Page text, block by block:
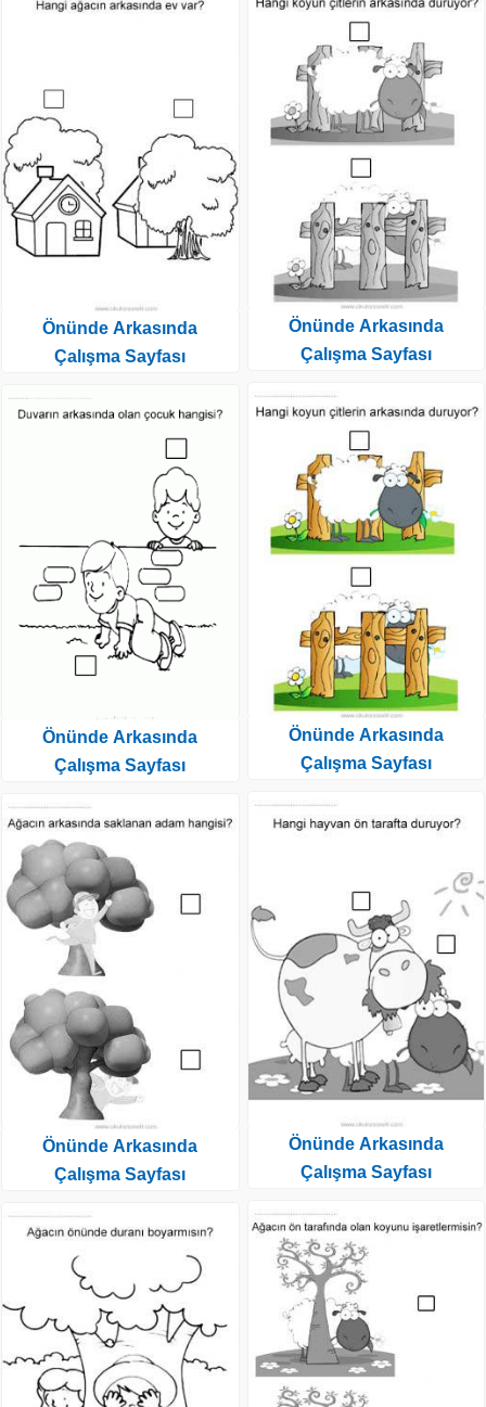
Önünde Arkasında
Çalışma Sayfası
Önünde Arkasında
Çalışma Sayfası
Önünde Arkasında
Çalışma Sayfası
Önünde Arkasında
Çalışma Sayfası
Önünde Arkasında
Çalışma Sayfası
Önünde Arkasında
Çalışma Sayfası